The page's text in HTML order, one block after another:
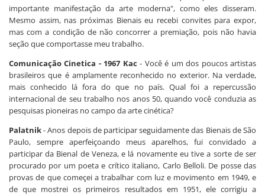
importante manifestação da arte moderna", como eles disseram.
Mesmo assim, nas próximas Bienais eu recebi convites para expor,
mas com a condição de não concorrer a premiação, pois não havia
seção que comportasse meu trabalho.
Comunicação Cinetica - 1967 Kac - Você é um dos poucos artistas
brasileiros que é amplamente reconhecido no exterior. Na verdade,
mais conhecido lá fora do que no país. Qual foi a repercussão
internacional de seu trabalho nos anos 50, quando você conduzia as
pesquisas pioneiras no campo da arte cinética?
Palatnik- Anos depois de participar seguidamente das Bienais de São
Paulo, sempre aperfeiçoando meus aparelhos, fui convidado a
participar da Bienal de Veneza, e lá novamente eu tive a sorte de ser
procurado por um poeta e crítico italiano, Carlo Belloli. De posse das
provas de que começei a trabalhar com luz e movimento em 1949, e
de que mostrei os primeiros resultados em 1951, ele corrigiu a